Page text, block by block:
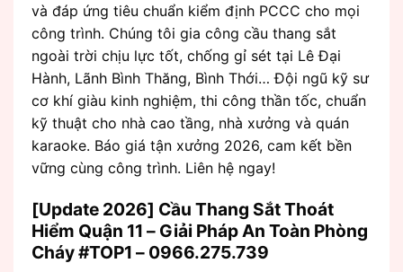
và đáp ứng tiêu chuẩn kiểm định PCCC cho mọi
công trình. Chúng tôi gia công cầu thang sắt
ngoài trời chịu lực tốt, chống gỉ sét tại Lê Đại
Hành, Lãnh Bình Thăng, Bình Thới… Đội ngũ kỹ sư
cơ khí giàu kinh nghiệm, thi công thần tốc, chuẩn
kỹ thuật cho nhà cao tầng, nhà xưởng và quán
karaoke. Báo giá tận xưởng 2026, cam kết bền
vững cùng công trình. Liên hệ ngay!
[Update 2026] Cầu Thang Sắt Thoát
Hiểm Quận 11 – Giải Pháp An Toàn Phòng
Cháy #TOP1 – 0966.275.739